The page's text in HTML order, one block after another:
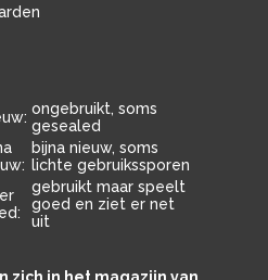
ongebruikt, soms
gesealed
bijna nieuw, soms
lichte gebruikssporen
gebruikt maar speelt
goed en ziet er net
uit